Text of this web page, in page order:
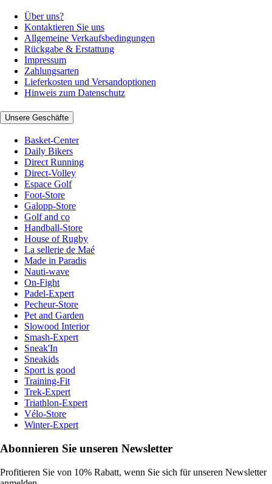
Über uns?
Kontaktieren Sie uns
Allgemeine Verkaufsbedingungen
Rückgabe & Erstattung
Impressum
Zahlungsarten
Lieferkosten und Versandoptionen
Hinweis zum Datenschutz
Unsere Geschäfte
Basket-Center
Daily Bikers
Direct Running
Direct-Volley
Espace Golf
Foot-Store
Galopp-Store
Golf and co
Handball-Store
House of Rugby
La sellerie de Maé
Made in Paradis
Nauti-wave
On-Fight
Padel-Expert
Pecheur-Store
Pet and Garden
Slowood Interior
Smash-Expert
Sneak'In
Sneakids
Sport is good
Training-Fit
Trek-Expert
Triathlon-Expert
Vélo-Store
Winter-Expert
Abonnieren Sie unseren Newsletter
Profitieren Sie von 10% Rabatt, wenn Sie sich für unseren Newsletter